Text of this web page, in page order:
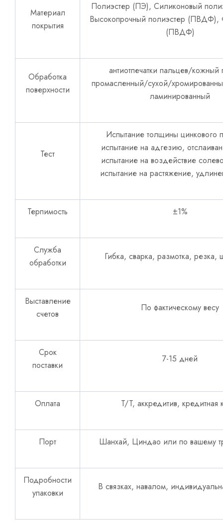
Материал
покрытия
Полиэстер (ПЭ), Силиконовый
Высокопрочный полиэстер (ПВДФ),
(ПВДФ)
Обработка
поверхности
антиотпечатки пальцев/
промасленный/сухой/
ламинированный
Тест
Испытание толщины цинкового
испытание на адгезию,
испытание на воздействие
испытание на растяжение,
Терпимость ±1%
Служба
обработки
Гибка, сварка, размотка, резка,
Выставление
счетов
По фактическому весу
Срок
поставки
7-15 дней
Оплата T/T, аккредитив, кредитная
Порт Шанхай, Циндао или по вашему
Подробности
упаковки
В связках, навалом,